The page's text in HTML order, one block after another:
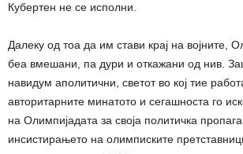
Кубертен не се исполни.
Далеку од тоа да им стави крај на војните,
беа вмешани, па дури и откажани од нив.
навидум аполитични, светот во кој тие
авторитарните минатото и сегашноста го
на Олимпијадата за своја политичка
инсистирањето на олимписките